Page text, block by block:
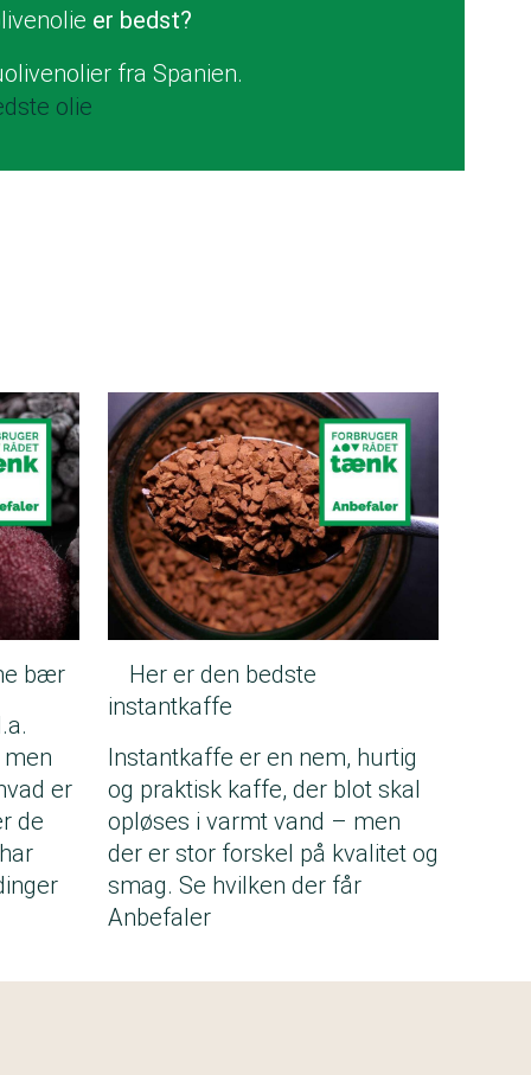
er bedst?
fra Spanien.
olie
bær
er
de
Her er den bedste
instantkaffe
Instantkaffe er en nem, hurtig
og praktisk kaffe, der blot skal
opløses i varmt vand – men
der er stor forskel på kvalitet og
smag. Se hvilken der får
Anbefaler